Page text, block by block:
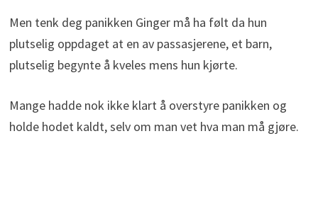
Men tenk deg panikken Ginger må ha følt da hun
plutselig oppdaget at en av passasjerene, et barn,
plutselig begynte å kveles mens hun kjørte.
Mange hadde nok ikke klart å overstyre panikken og
holde hodet kaldt, selv om man vet hva man må gjøre.